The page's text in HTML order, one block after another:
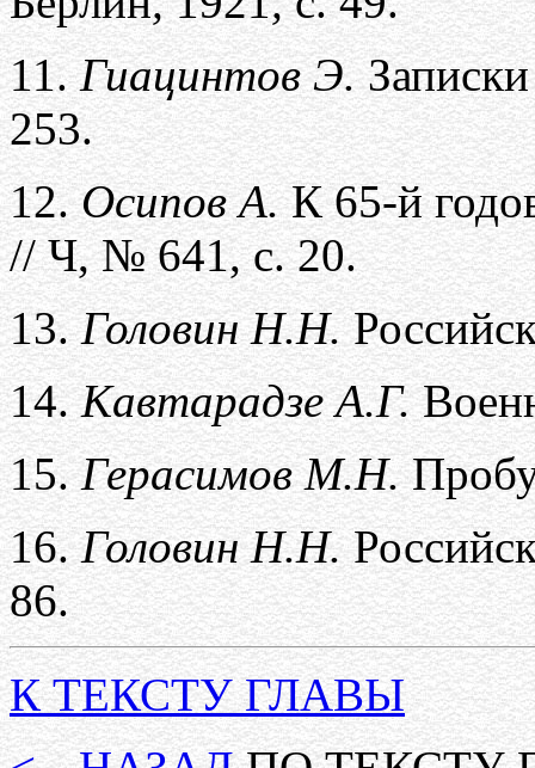
11.Гиацинтов Э.
253.
12.Осипов А.К 65-й
// Ч, № 641, с. 20.
13.Головин Н.Н.
14.Кавтарадзе А.Г.
15.Герасимов М.Н.
16.Головин Н.Н.
86.
К ТЕКСТУ ГЛАВЫ